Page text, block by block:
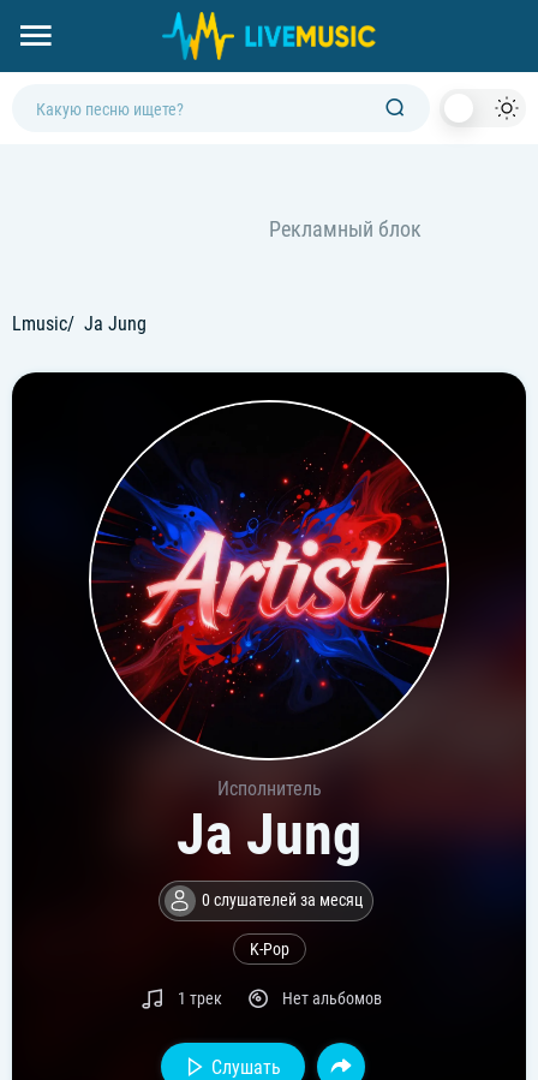
Lmusic Ja Jung
Исполнитель
Ja Jung
0 слушателей за месяц
K-Pop
1 трек Нет альбомов
Слушать